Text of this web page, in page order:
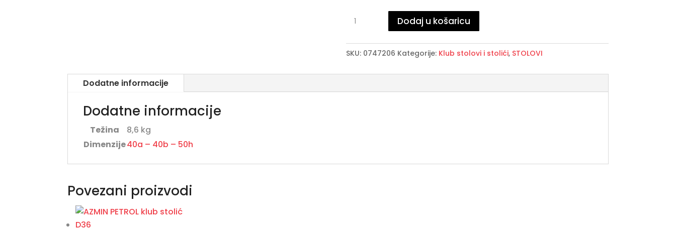
klub
stolić
40X40
Dodaj u košaricu
SKU: 0747206 Kategorije: Klub stolovi i stolići, STOLOVI
Dodatne informacije
Dodatne informacije
Težina
8,6 kg
Dimenzije40a – 40b – 50h
Povezani proizvodi